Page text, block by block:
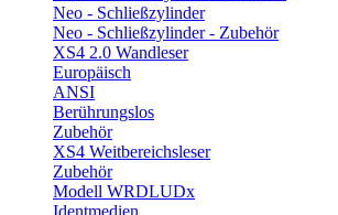
Neo - Schließzylinder
Neo - Schließzylinder - Zubehör
XS4 2.0 Wandleser
Europäisch
ANSI
Berührungslos
Zubehör
XS4 Weitbereichsleser
Zubehör
Modell WRDLUDx
Identmedien